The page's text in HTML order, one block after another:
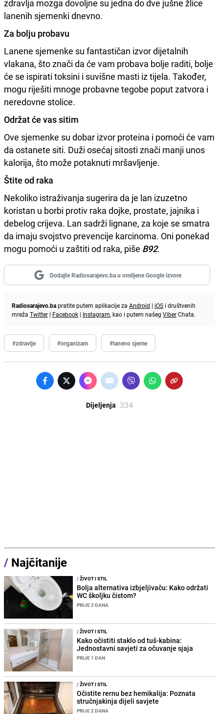
zdravlja mozga dovoljne su jedna do dve jušne žlice
lanenih sjemenki dnevno.
Za bolju probavu
Lanene sjemenke su fantastičan izvor dijetalnih
vlakana, što znači da će vam probava bolje raditi, bolje
će se ispirati toksini i suvišne masti iz tijela. Također,
mogu riješiti mnoge probavne tegobe poput zatvora i
neredovne stolice.
Održat će vas sitim
Ove sjemenke su dobar izvor proteina i pomoći će vam
da ostanete siti. Duži osećaj sitosti znači manji unos
kalorija, što može potaknuti mršavljenje.
Štite od raka
Nekoliko istraživanja sugerira da je lan izuzetno
koristan u borbi protiv raka dojke, prostate, jajnika i
debelog crijeva. Lan sadrži lignane, za koje se smatra
da imaju svojstvo prevencije karcinoma. Oni ponekad
mogu pomoći u zaštiti od raka, piše B92.
Dodajte Radiosarajevo.ba u omiljene Google izvore
Radiosarajevo.bapratite putem aplikacije za Android | iOS i društvenih
mreža Twitter | Facebook | Instagram, kao i putem našeg ViberChata.
#zdravlje #organizam #laneno sjeme
Dijeljenja 334
/ Najčitanije
/ŽIVOT I STIL
Bolja alternativa izbjeljivaču: Kako održati
WC školjku čistom?
PRIJE 2 DANA
/ŽIVOT I STIL
Kako očistiti staklo od tuš-kabina:
Jednostavni savjeti za očuvanje sjaja
PRIJE 1 DAN
/ŽIVOT I STIL
Očistite rernu bez hemikalija: Poznata
stručnjakinja dijeli savjete
PRIJE 2 DANA